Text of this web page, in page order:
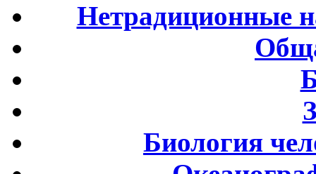
Нетрадиционные
Биология